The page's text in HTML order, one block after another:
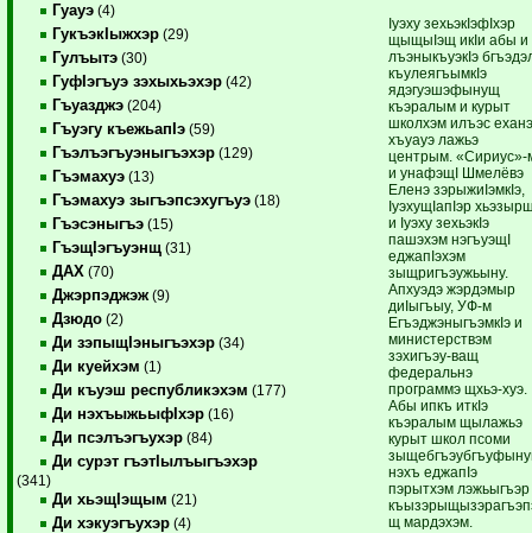
Гуауэ (4)
ГукъэкIыжхэр (29)
Гулъытэ (30)
ГуфIэгъуэ зэхыхьэхэр (42)
Гъуазджэ (204)
Гъуэгу къежьапIэ (59)
Гъэлъэгъуэныгъэхэр (129)
Гъэмахуэ (13)
Гъэмахуэ зыгъэпсэхугъуэ (18)
Гъэсэныгъэ (15)
ГъэщIэгъуэнщ (31)
ДАХ (70)
Джэрпэджэж (9)
Дзюдо (2)
Ди зэпыщIэныгъэхэр (34)
Ди куейхэм (1)
Ди къуэш республикэхэм (177)
Ди нэхъыжьыфIхэр (16)
Ди псэлъэгъухэр (84)
Ди сурэт гъэтIылъыгъэхэр
(341)
Ди хьэщIэщым (21)
Ди хэкуэгъухэр (4)
Iуэху зехьэкIэфIхэр
щыщыIэщ икIи абы и
лъэныкъуэкIэ
къулеягъымкIэ
ядэгуэшэфынущ
къэралым и курыт
школхэм илъэс
хъуауэ лажьэ
центрым. «Сириус»-
и унафэщI Шмелёвэ
Еленэ зэрыжиIэмкIэ,
IуэхущIапIэр
и Iуэху зехьэкIэ
пашэхэм нэгъуэщI
еджапIэхэм
зыщригъэужьыну.
Апхуэдэ жэрдэмыр
диIыгъыу, УФ-м
ЕгъэджэныгъэмкIэ и
министерствэм
зэхигъэу-ващ
федеральнэ
программэ щхьэ-хуэ.
Абы ипкъ иткIэ
къэралым щылажьэ
курыт школ псоми
нэхъ еджапIэ
пэрытхэм лэжьыгъэр
щ мардэхэм.